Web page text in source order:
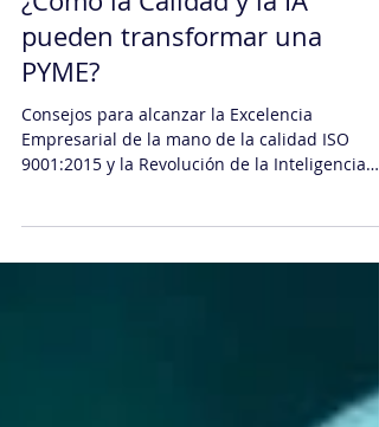
Calidad
¿Cómo la Calidad y la IA
pueden transformar una
PYME?
Consejos para alcanzar la Excelencia